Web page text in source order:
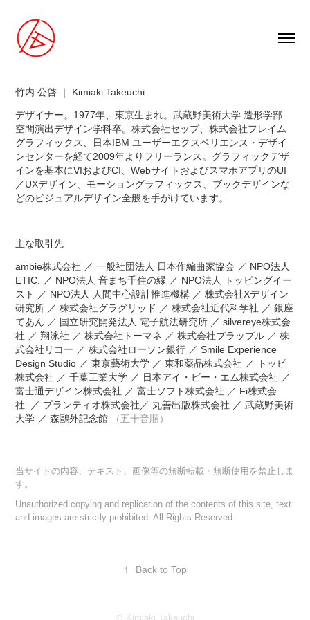
竹内 公啓 ｜ Kimiaki Takeuchi
デザイナー。1977年、東京生まれ。武蔵野美術大学 造形学部
空間演出デザイン学科卒。株式会社セップ、株式会社フレイム
グラフィックス、日本IBM ユーザーエクスペリエンス・デザイ
ンセンターを経て2009年よりフリーランス。グラフィックデザ
インを基本にVIおよびCI、WebサイトおよびスマホアプリのUI
／UXデザイン、モーショングラフィックス、ブックデザインな
どのビジュアルデザイン全般を手がけています。
主な取引先
ambie株式会社 ／ 一般社団法人 日本作編曲家協会 ／ NPO法人
ETIC. ／ NPO法人 音まち千住の縁 ／ NPO法人 トッピングイー
スト ／ NPO法人 人間中心設計推進機構 ／ 株式会社Xデザイン
研究所 ／ 株式会社グラグリッド ／ 株式会社近代科学社 ／ 銀座
てあん ／ 国立研究開発法人 電子航法研究所 ／ silvereye株式会
社 ／ 翔泳社 ／ 株式会社トーマネ ／ 株式会社プラップル ／ 株
式会社リコー ／ 株式会社ローソン銀行 ／ Smile Experience
Design Studio ／ 東京藝術大学 ／ 東和薬品株式会社 ／ トッピ
株式会社 ／ 千葉工業大学 ／ 日本アイ・ビー・エム株式会社 ／
富士通デザイン株式会社 ／ 富士ソフト株式会社 ／ Fi株式会
社 ／ プランティオ株式会社／ 丸善出版株式会社 ／ 武蔵野美術
大学 ／ 森鷗外記念館
（五十音順）
当サイトの内容、テキスト、画像等の無断転載・無断使用を禁止しま
す。
Unauthorized copying and replication of the contents of this site, text
and images are strictly prohibited. All Rights Reserved.
↑ Back to Top
© Kimiaki Takeuchi